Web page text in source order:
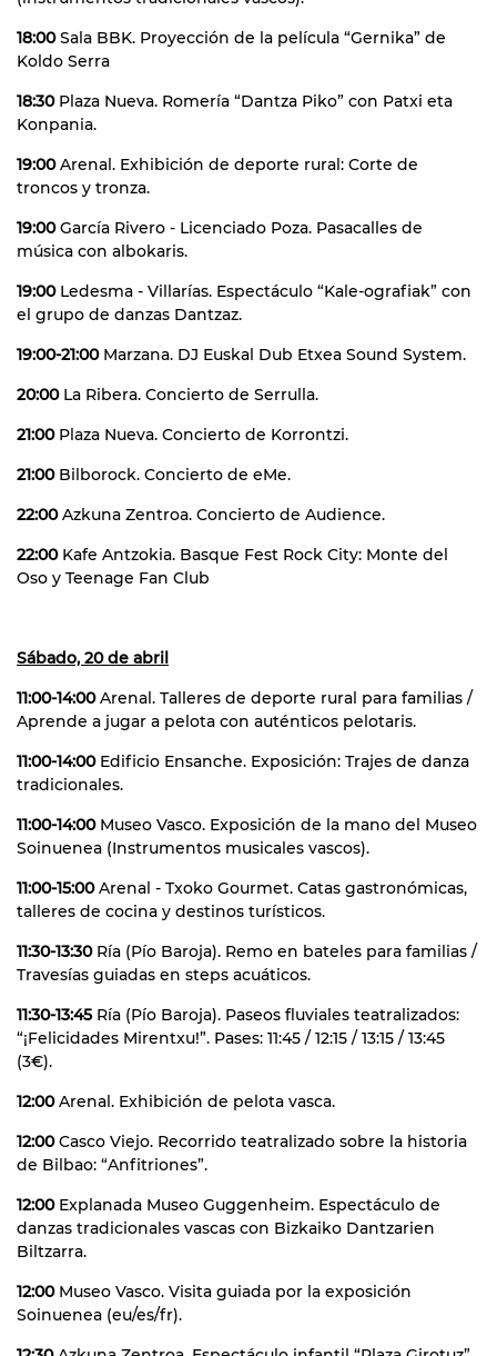
18:00Sala BBK. Proyección de la película “Gernika” de
Koldo Serra
18:30 Plaza Nueva. Romería “Dantza Piko” con Patxi eta
Konpania.
19:00Arenal. Exhibición de deporte rural: Corte de
troncos y tronza.
19:00García Rivero - Licenciado Poza. Pasacalles de
música con albokaris.
19:00Ledesma - Villarías. Espectáculo “Kale-ografiak” con
el grupo de danzas Dantzaz.
19:00-21:00Marzana. DJ Euskal Dub Etxea Sound System.
20:00La Ribera. Concierto de Serrulla.
21:00Plaza Nueva. Concierto de Korrontzi.
21:00Bilborock. Concierto de eMe.
22:00Azkuna Zentroa. Concierto de Audience.
22:00Kafe Antzokia. Basque Fest Rock City: Monte del
Oso y Teenage Fan Club
Sábado, 20 de abril
11:00-14:00Arenal. Talleres de deporte rural para familias /
Aprende a jugar a pelota con auténticos pelotaris.
11:00-14:00Edificio Ensanche. Exposición: Trajes de danza
tradicionales.
11:00-14:00Museo Vasco. Exposición de la mano del Museo
Soinuenea (Instrumentos musicales vascos).
11:00-15:00Arenal - Txoko Gourmet. Catas gastronómicas,
talleres de cocina y destinos turísticos.
11:30-13:30Ría (Pío Baroja). Remo en bateles para familias /
Travesías guiadas en steps acuáticos.
11:30-13:45Ría (Pío Baroja). Paseos fluviales teatralizados:
“¡Felicidades Mirentxu!”. Pases: 11:45 / 12:15 / 13:15 / 13:45
(3€).
12:00Arenal. Exhibición de pelota vasca.
12:00Casco Viejo. Recorrido teatralizado sobre la historia
de Bilbao: “Anfitriones”.
12:00Explanada Museo Guggenheim. Espectáculo de
danzas tradicionales vascas con Bizkaiko Dantzarien
Biltzarra.
12:00Museo Vasco. Visita guiada por la exposición
Soinuenea (eu/es/fr).